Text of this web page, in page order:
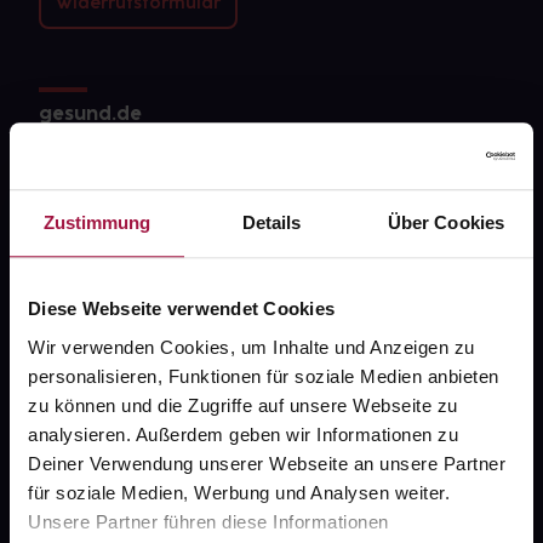
Zustimmung Details Über Cookies
Diese Webseite verwendet Cookies
Wir verwenden Cookies, um Inhalte und Anzeigen zu
personalisieren, Funktionen für soziale Medien anbieten
zu können und die Zugriffe auf unsere Webseite zu
analysieren. Außerdem geben wir Informationen zu
Deiner Verwendung unserer Webseite an unsere Partner
für soziale Medien, Werbung und Analysen weiter.
Unsere Partner führen diese Informationen
gesund.de
Karriere
Newsletter
Barrierefreiheitserklärung
PAYBACK
gesund-versorger.de
Sanitätshäuser
Datenschutz
AGB